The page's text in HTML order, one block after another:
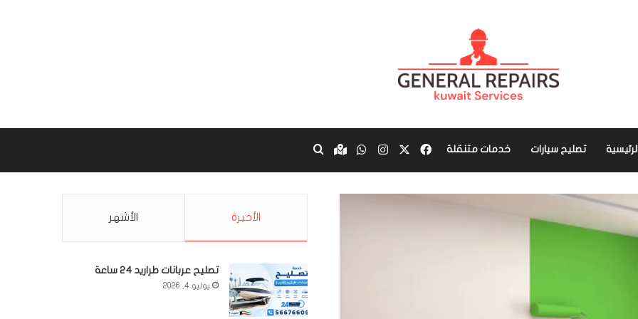
تصليح سيارات خدمات متنقلة فيسبوكانستقرام
واتسابGoogle maps
بحث عن
الأخيرة الأشهر
تصليح عربانات طراريد 24 ساعة
يوليو 4, 2026